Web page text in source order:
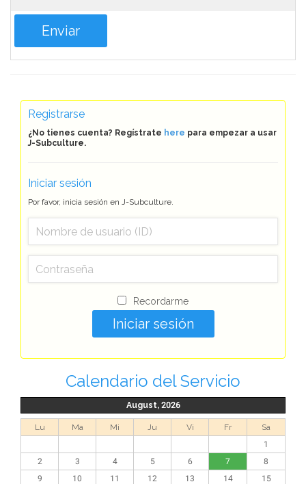
Registrarse
¿No tienes cuenta? Regístrate here para empezar a usar
J-Subculture.
Iniciar sesión
Por favor, inicia sesión en J-Subculture.
Recordarme
Calendario del Servicio
August, 2026
Lu Ma Mi Ju Vi Fr
Sa
1
2
3 4 5 6 7
8
9
10 11 12 13 14
15